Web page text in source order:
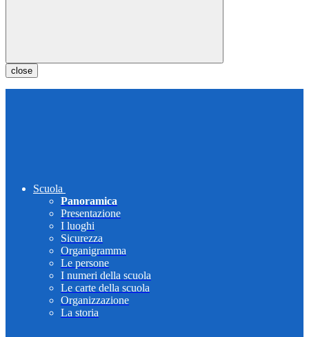
close
Scuola
Panoramica
Presentazione
I luoghi
Sicurezza
Organigramma
Le persone
I numeri della scuola
Le carte della scuola
Organizzazione
La storia